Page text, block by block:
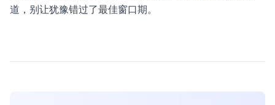
道，别让犹豫错过了最佳窗口期。